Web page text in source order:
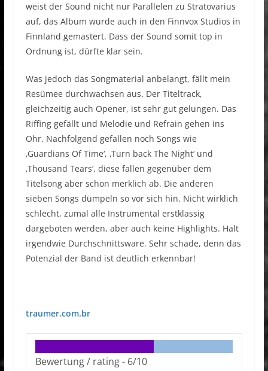
weist der Sound nicht nur Parallelen zu Stratovarius
auf, das Album wurde auch in den Finnvox Studios in
Finnland gemastert. Dass der Sound somit top in
Ordnung ist, dürfte klar sein.
Was jedoch das Songmaterial anbelangt, fällt mein
Resümee durchwachsen aus. Der Titeltrack,
gleichzeitig auch Opener, ist sehr gut gelungen. Das
Riffing gefällt und Melodie und Refrain gehen ins
Ohr. Nachfolgend gefallen noch Songs wie
‚Guardians Of Time‘, ‚Turn back The Night‘ und
‚Thousand Tears‘, diese fallen gegenüber dem
Titelsong aber schon merklich ab. Die anderen
sieben Songs dümpeln so vor sich hin. Nicht wirklich
schlecht, zumal alle Instrumental erstklassig
dargeboten werden, aber auch keine Highlights. Halt
irgendwie Durchschnittsware. Sehr schade, denn das
Potenzial der Band ist deutlich erkennbar!
traumer.com.br
Bewertung / rating - 6/10